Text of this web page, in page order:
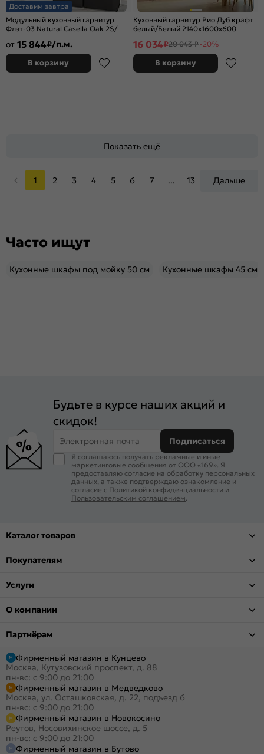
Доставим завтра
Модульный кухонный гарнитур
Флэт-03 Natural Casella Oak 2S/
от 15 844₽/п.м.
В корзину
Кухонный гарнитур Рио Дуб крафт
белый/Белый 2140x1600x600
16 034₽20 043 ₽ -20%
В корзину
Показать ещё
1 2 3 4 5 6 7 ... 13 Дальше
Часто ищут
Кухонные шкафы под мойку 50 см Кухонные шкафы 45 см
Будьте в курсе наших акций и
скидок!
Электронная почта Подписаться
Я соглашаюсь получать рекламные и иные
маркетинговые сообщения от ООО «169». Я
предоставляю согласие на обработку персональных
данных, а также подтверждаю ознакомление и
согласие с Политикой конфиденциальности и
Пользовательским соглашением.
Каталог товаров
Покупателям
Услуги
О компании
Партнёрам
Фирменный магазин в Кунцево
Москва, Кутузовский проспект, д. 88
пн-вс: с 9:00 до 21:00
Фирменный магазин в Медведково
Москва, ул. Осташковская, д. 22, подъезд 6
пн-вс: с 9:00 до 21:00
Фирменный магазин в Новокосино
Реутов, Носовихинское шоссе, д. 5
пн-вс: с 9:00 до 21:00
Фирменный магазин в Бутово